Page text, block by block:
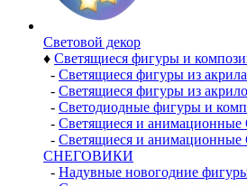
Световой декор
♦ Светящиеся фигуры и
- Светящиеся фигуры из акрила
- Светящиеся фигуры из
- Светодиодные фигуры и
- Светящиеся и
- Светящиеся и
СНЕГОВИКИ
- Надувные новогодние